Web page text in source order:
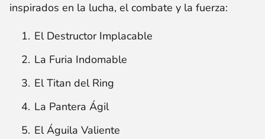
inspirados en la lucha, el combate y la fuerza:
El Destructor Implacable
La Furia Indomable
El Titan del Ring
La Pantera Ágil
El Águila Valiente